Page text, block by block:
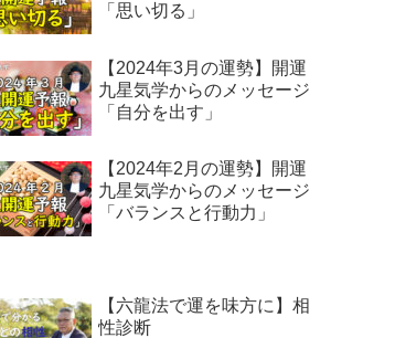
「思い切る」
【2024年3月の運勢】開運
九星気学からのメッセージ
「自分を出す」
【2024年2月の運勢】開運
九星気学からのメッセージ
「バランスと行動力」
【六龍法で運を味方に】相
性診断